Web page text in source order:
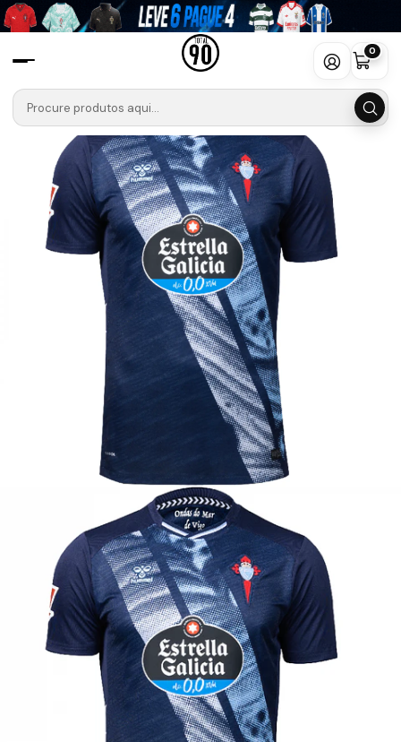
0
Início Camisolas La Liga
Celta de Vigo
Camisola Celta de Vigo Alternativa Equipamento 2025-2026